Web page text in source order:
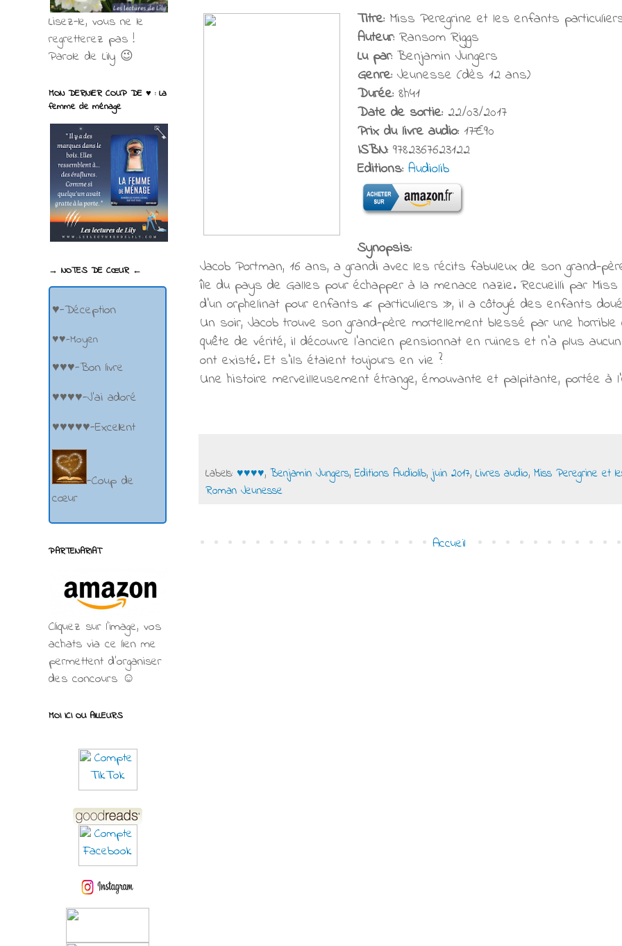
Titre: Miss Peregrine et les enfants
Auteur: Ransom Riggs
Lu par:Benjamin Jungers
Genre: Jeunesse (dès 12 ans)
Durée: 8h41
Date de sortie: 22/03/2017
Prix du livre audio: 17€90
ISBN: 9782367623122
Editions: Audiolib
Synopsis:
Jacob Portman, 16 ans, a grandi avec les récits fabuleux de son grand-
île du pays de Galles pour échapper à la menace nazie. Recueilli par Miss
d’un orphelinat pour enfants « particuliers », il a côtoyé des enfants
Un soir, Jacob trouve son grand-père mortellement blessé par une
quête de vérité, il découvre l’ancien pensionnat en ruines et n’a plus
ont existé. Et s’ils étaient toujours en vie ?
Une histoire merveilleusement étrange, émouvante et palpitante, portée à
Labels: ♥♥♥♥, Benjamin Jungers, Editions Audiolib,juin 2017, Livres audio, Miss Peregrine et
Roman Jeunesse
Accueil
Lisez-le, vous ne le
regretterez pas !
Parole de Lily 😉
MON DERNIER COUP DE ♥ : La
femme de ménage
→ NOTES DE CŒUR ←
♥-Déception
♥♥-Moyen
♥♥♥-Bon livre
♥♥♥♥-J'ai adoré
♥♥♥♥♥-Excellent
-Coup de
cœur
PARTENARIAT
Cliquez sur l'image, vos
achats via ce lien me
permettent d’organiser
des concours ☺
MOI ICI OU AILLEURS